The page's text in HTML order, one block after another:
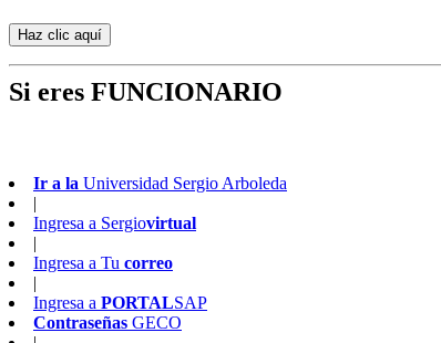
Si eres FUNCIONARIO
Ir a la Universidad Sergio Arboleda
|
Ingresa a Sergiovirtual
|
Ingresa a Tu correo
|
Ingresa a PORTALSAP
Contraseñas GECO